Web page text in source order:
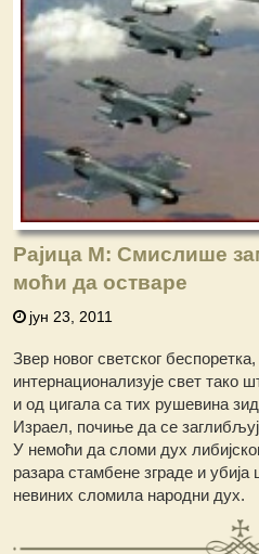
Рајица М: Смислише
моћи да остваре
јун 23, 2011
Звер новог светског
интернационализује свет тако
и од цигала са тих рушевина
Израел, почиње да се
У немоћи да сломи дух
разара стамбене зграде и
невиних сломила народни дух.